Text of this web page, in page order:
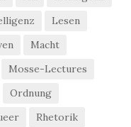
Lesen
Macht
Mosse-Lectures
Ordnung
Rhetorik